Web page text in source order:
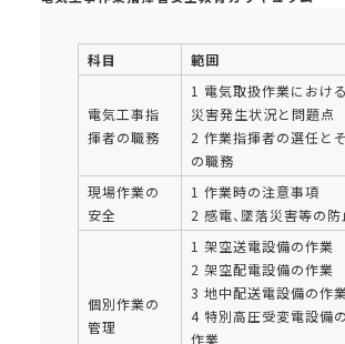
科目 範囲
電気工事指
揮者の職務
1 電気取扱作業における
災害発生状況と問題点
2 作業指揮者の選任とそ
の職務
現場作業の
安全
1 作業時の注意事項
2 感電、墜落災害等の防
個別作業の
管理
1 架空送電設備の作業
2 架空配電設備の作業
3 地中配送電設備の作
4 特別高圧受変電設備の
作業